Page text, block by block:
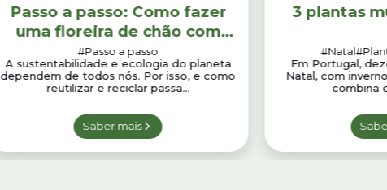
Passo a passo: Como fazer
uma floreira de chão com
paletes
#Passo a passo
A sustentabilidade e ecologia do planeta
dependem de todos nós. Por isso, e como
reutilizar e reciclar passa...
Saber mais
3 plantas
#Natal
Em Portugal,
Natal, com
combina